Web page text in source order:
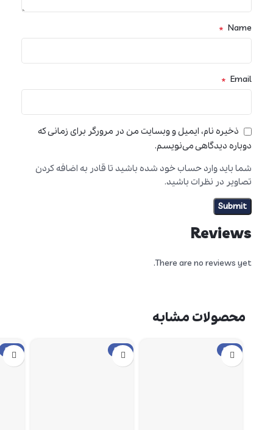
Reviews
There are no reviews yet.
Name
*
Email
*
ذخیره نام، ایمیل و وبسایت من در مرورگر برای زمانی که
دوباره دیدگاهی می‌نویسم.
شما باید وارد حساب خود شده باشید تا قادر به اضافه کردن
تصاویر در نظرات باشید.
محصولات مشابه
حراج حراج حراج